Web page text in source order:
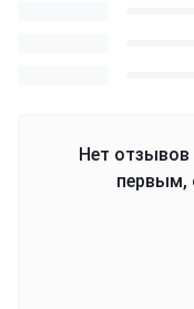
Нет отзывов
первым,